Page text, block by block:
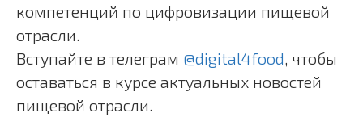
компетенций по цифровизации пищевой
отрасли.
Вступайте в телеграм @digital4food, чтобы
оставаться в курсе актуальных новостей
пищевой отрасли.